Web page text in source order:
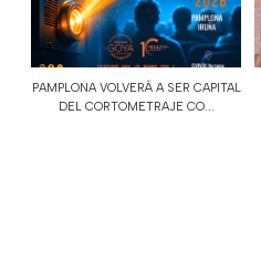
PAMPLONA VOLVERÁ A SER CAPITAL
DEL CORTOMETRAJE CO...